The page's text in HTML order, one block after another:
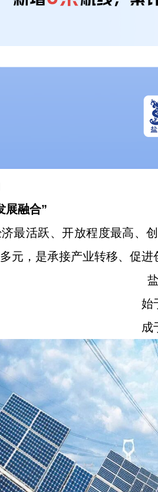
展融合”
最活跃、开放程度最高、
元，是承接产业转移、促
始
成